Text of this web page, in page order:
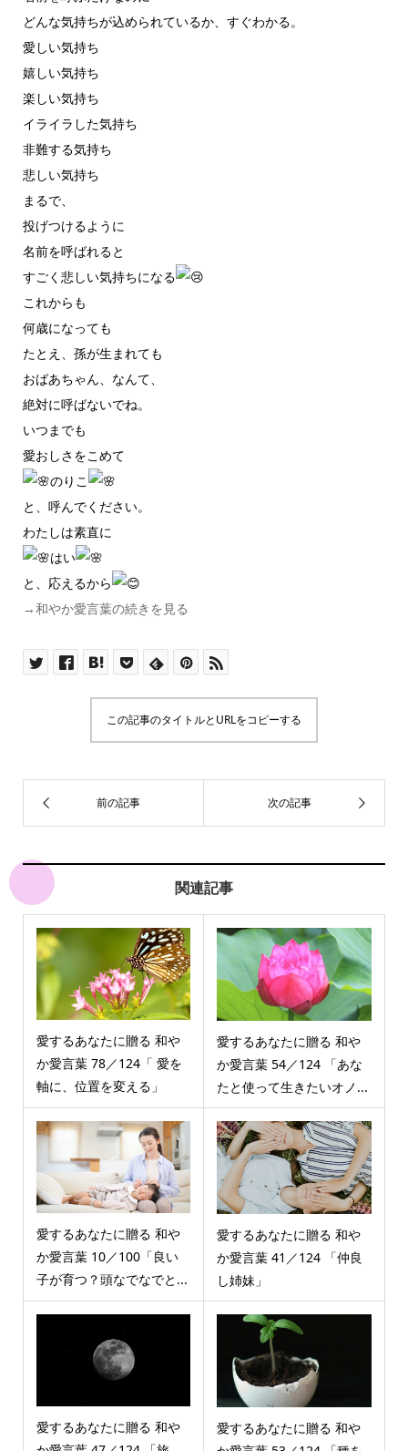
どんな気持ちが込められているか、すぐわかる。
愛しい気持ち
嬉しい気持ち
楽しい気持ち
イライラした気持ち
非難する気持ち
悲しい気持ち
まるで、
投げつけるように
名前を呼ばれると
すごく悲しい気持ちになる
これからも
何歳になっても
たとえ、孫が生まれても
おばあちゃん、なんて、
絶対に呼ばないでね。
いつまでも
愛おしさをこめて
のりこ
と、呼んでください。
わたしは素直に
はい
と、応えるから
→和やか愛言葉の続きを見る
この記事のタイトルとURLをコピーする
関連記事
愛するあなたに贈る 和や
か愛言葉 78／124「 愛を
軸に、位置を変える」
愛するあなたに贈る 和や
か愛言葉 54／124 「あな
たと使って生きたいオノ...
愛するあなたに贈る 和や
か愛言葉 10／100「良い
子が育つ？頭なでなでと...
愛するあなたに贈る 和や
か愛言葉 41／124 「仲良
し姉妹」
愛するあなたに贈る 和や
愛するあなたに贈る 和や